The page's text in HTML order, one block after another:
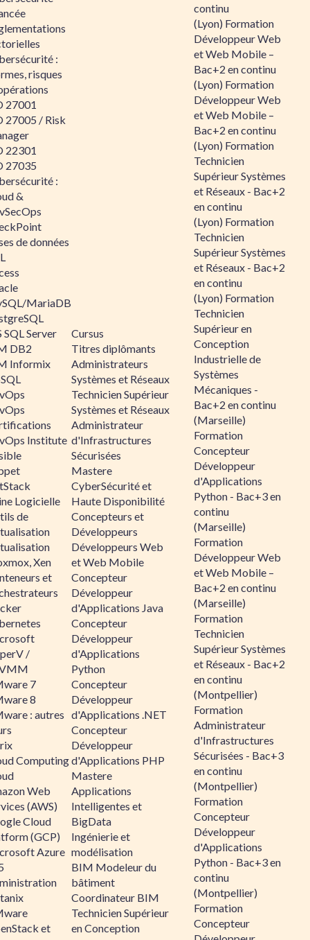
:
risques
27001
27005 / Risk
22301
27035
:
&
de données
MariaDB
SQL Server
DB2
Informix
Institute
Logicielle
de
Xen
et
/
7
8
: autres
Computing
Web
(AWS)
Cloud
(GCP)
Azure
et
Cursus
Titres diplômants
Administrateurs
Systèmes et Réseaux
Technicien Supérieur
Systèmes et Réseaux
Administrateur
d'Infrastructures
Sécurisées
Mastere
CyberSécurité et
Haute Disponibilité
Concepteurs et
Développeurs
Développeurs Web
et Web Mobile
Concepteur
Développeur
d'Applications Java
Concepteur
Développeur
d'Applications
Python
Concepteur
Développeur
d'Applications .NET
Concepteur
Développeur
d'Applications PHP
Mastere
Applications
Intelligentes et
BigData
Ingénierie et
modélisation
BIM Modeleur du
bâtiment
Coordinateur BIM
Technicien Supérieur
en Conception
continu
(Lyon) Formation
Développeur Web
et Web Mobile –
Bac+2 en continu
(Lyon) Formation
Développeur Web
et Web Mobile –
Bac+2 en continu
(Lyon) Formation
Technicien
Supérieur Systèmes
et Réseaux - Bac+2
en continu
(Lyon) Formation
Technicien
Supérieur Systèmes
et Réseaux - Bac+2
en continu
(Lyon) Formation
Technicien
Supérieur en
Conception
Industrielle de
Systèmes
Mécaniques -
Bac+2 en continu
(Marseille)
Formation
Concepteur
Développeur
d'Applications
Python - Bac+3 en
continu
(Marseille)
Formation
Développeur Web
et Web Mobile –
Bac+2 en continu
(Marseille)
Formation
Technicien
Supérieur Systèmes
et Réseaux - Bac+2
en continu
(Montpellier)
Formation
Administrateur
d'Infrastructures
Sécurisées - Bac+3
en continu
(Montpellier)
Formation
Concepteur
Développeur
d'Applications
Python - Bac+3 en
continu
(Montpellier)
Formation
Concepteur